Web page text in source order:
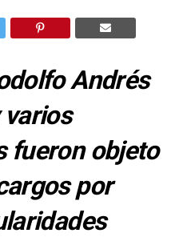
Andrés
varios
fueron objeto
por